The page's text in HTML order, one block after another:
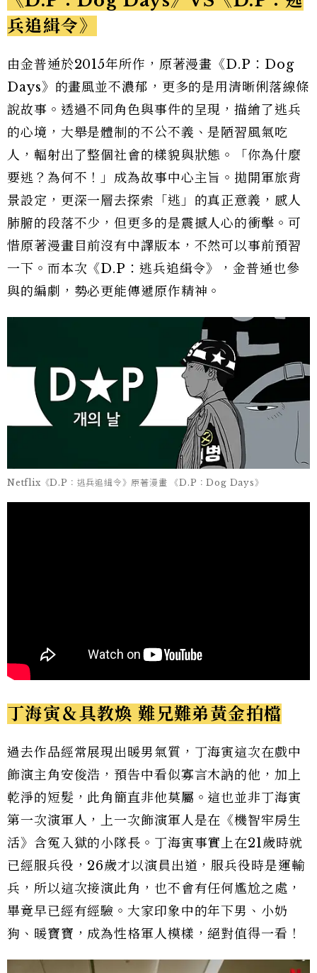
兵追緝令》
由金普通於2015年所作，原著漫畫《D.P：Dog
Days》的畫風並不濃郁，更多的是用清晰俐落線條
說故事。透過不同角色與事件的呈現，描繪了逃兵
的心境，大舉是體制的不公不義、是陋習風氣吃
人，輻射出了整個社會的樣貌與狀態。「你為什麼
要逃？為何不！」成為故事中心主旨。拋開軍旅背
景設定，更深一層去探索「逃」的真正意義，感人
肺腑的段落不少，但更多的是震撼人心的衝擊。可
惜原著漫畫目前沒有中譯版本，不然可以事前預習
一下。而本次《D.P：逃兵追緝令》，金普通也參
與的編劇，勢必更能傳遞原作精神。
Netflix《D.P：逃兵追緝令》原著漫畫 《D.P：Dog Days》
丁海寅＆具教煥 難兄難弟黃金拍檔
過去作品經常展現出暖男氣質，丁海寅這次在戲中
飾演主角安俊浩，預告中看似寡言木訥的他，加上
乾淨的短髮，此角簡直非他莫屬。這也並非丁海寅
第一次演軍人，上一次飾演軍人是在《機智牢房生
活》含冤入獄的小隊長。丁海寅事實上在21歲時就
已經服兵役，26歲才以演員出道，服兵役時是運輸
兵，所以這次接演此角，也不會有任何尷尬之處，
畢竟早已經有經驗。大家印象中的年下男、小奶
狗、暖寶寶，成為性格軍人模樣，絕對值得一看！